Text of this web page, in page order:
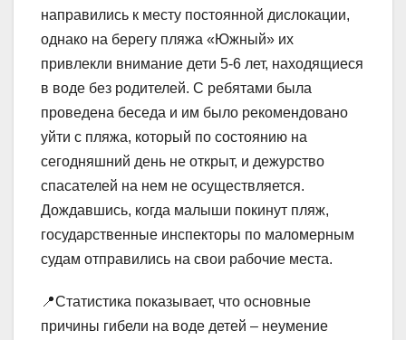
направились к месту постоянной дислокации,
однако на берегу пляжа «Южный» их
привлекли внимание дети 5-6 лет, находящиеся
в воде без родителей. С ребятами была
проведена беседа и им было рекомендовано
уйти с пляжа, который по состоянию на
сегодняшний день не открыт, и дежурство
спасателей на нем не осуществляется.
Дождавшись, когда малыши покинут пляж,
государственные инспекторы по маломерным
судам отправились на свои рабочие места.
📍Статистика показывает, что основные
причины гибели на воде детей – неумение